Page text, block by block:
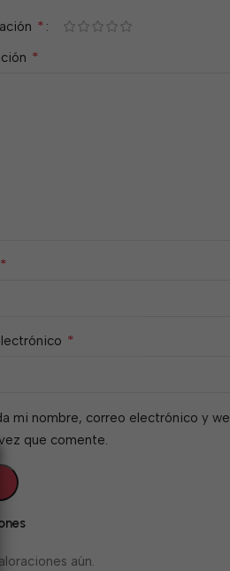
aún.
*
*
*
*
mi nombre, correo electrónico y
que comente.